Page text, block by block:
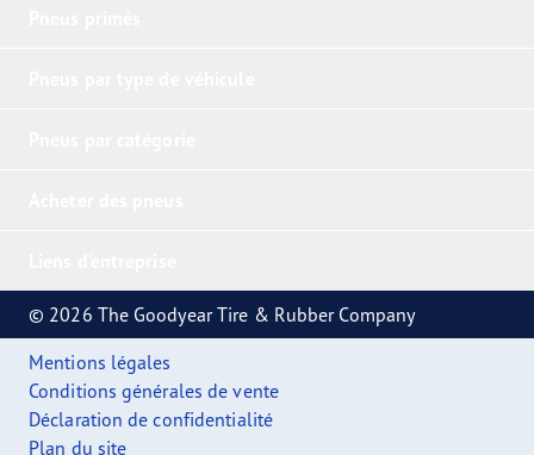
© 2026 The Goodyear Tire & Rubber Company
Mentions légales
Conditions générales de vente
Déclaration de confidentialité
Plan du site